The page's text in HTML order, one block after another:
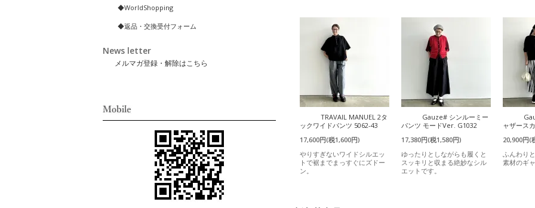
◆WorldShopping
◆返品・交換受付フォーム
News letter
メルマガ登録・解除はこちら
TRAVAIL MANUEL 2タ
ックワイドパンツ 5062-43
17,600円(税1,600円)
やりすぎないワイドシルエッ
トで裾までまっすぐにズドー
ン。
Gauze# シンルーミー
パンツ モードVer. G1032
17,380円(税1,580円)
ゆったりとしながらも履くと
スッキリと収まる絶妙なシル
エットです。
ャザース
20,900円(
ふんわり
素材のギ